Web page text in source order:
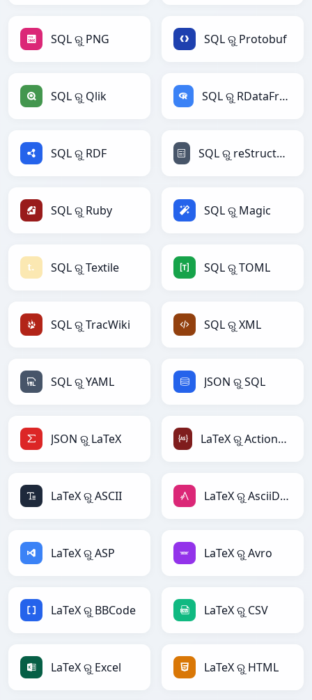
SQL ରୁ PNG SQL ରୁ Protobuf
SQL ରୁ Qlik SQL ରୁ RDataFrame
SQL ରୁ RDF SQL ରୁ reStructuredText
SQL ରୁ Ruby SQL ରୁ Magic
SQL ରୁ Textile SQL ରୁ TOML
SQL ରୁ TracWiki SQL ରୁ XML
SQL ରୁ YAML JSON ରୁ SQL
JSON ରୁ LaTeX LaTeX ରୁ ActionScript
LaTeX ରୁ ASCII LaTeX ରୁ AsciiDoc
LaTeX ରୁ ASP LaTeX ରୁ Avro
LaTeX ରୁ BBCode LaTeX ରୁ CSV
LaTeX ରୁ Excel LaTeX ରୁ HTML